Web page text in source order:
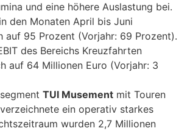
und eine höhere Auslastung bei.
den Monaten April bis Juni
auf 95 Prozent (Vorjahr: 69 Prozent).
des Bereichs Kreuzfahrten
auf 64 Millionen Euro (Vorjahr: 3
TUI Musement mit Touren
ein operativ starkes
wurden 2,7 Millionen